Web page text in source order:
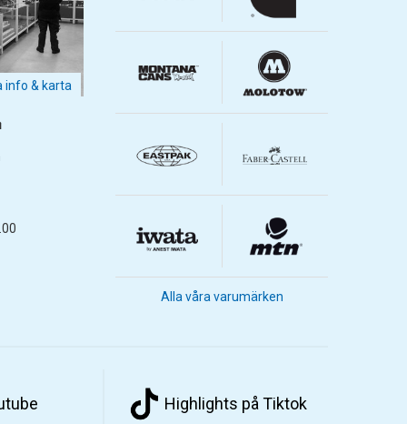
info & karta
Alla våra varumärken
Highlights på Tiktok